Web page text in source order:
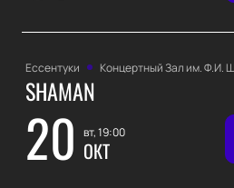
Ессентуки Концертный Зал им. Ф.И.
SHAMAN
20 вт, 19:00
ОКТ